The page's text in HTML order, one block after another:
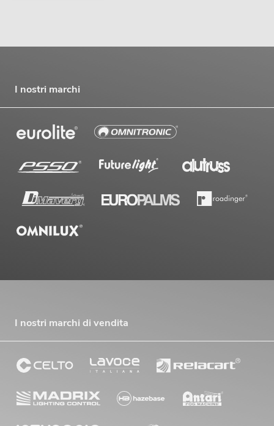
I nostri marchi
I nostri marchi di vendita